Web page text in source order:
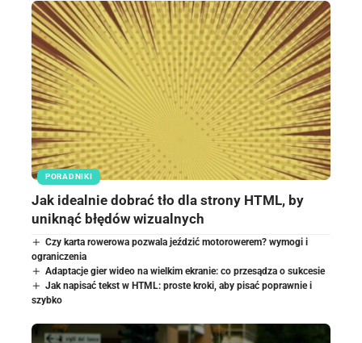
PORADNIKI
Jak idealnie dobrać tło dla strony HTML, by
uniknąć błędów wizualnych
Czy karta rowerowa pozwala jeździć motorowerem? wymogi i
ograniczenia
Adaptacje gier wideo na wielkim ekranie: co przesądza o sukcesie
Jak napisać tekst w HTML: proste kroki, aby pisać poprawnie i
szybko